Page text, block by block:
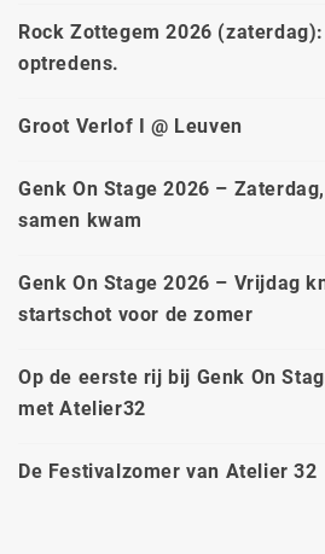
Rock Zottegem 2026
optredens.
Groot Verlof I @ Leuven
Genk On Stage 2026 –
samen kwam
Genk On Stage 2026 – Vrijdag
startschot voor de zomer
Op de eerste rij bij Genk On
met Atelier32
De Festivalzomer van Atelier 32